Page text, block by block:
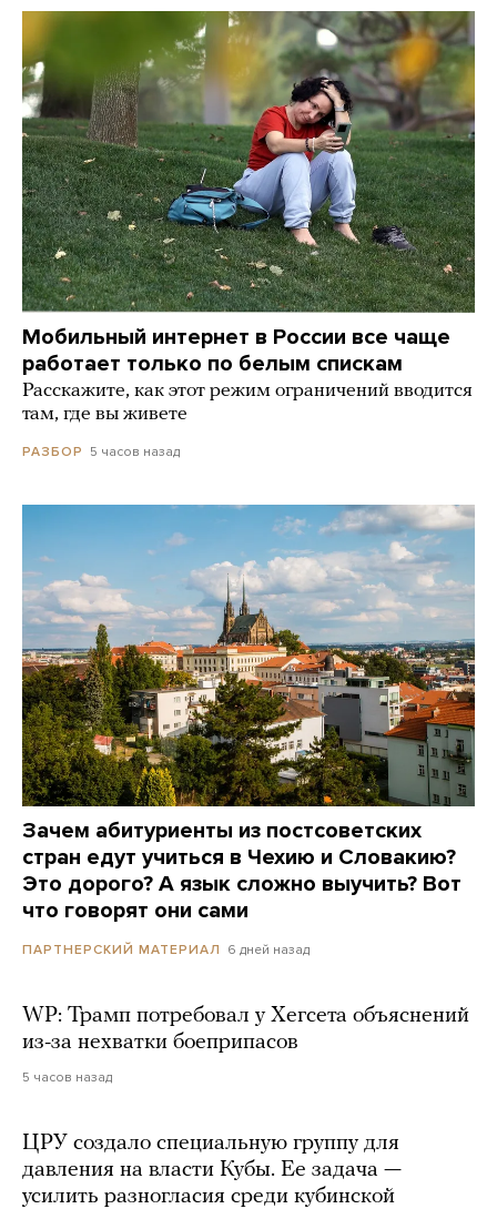
Мобильный интернет в России все чаще
работает только по белым спискам
Расскажите, как этот режим ограничений вводится
там, где вы живете
РАЗБОР 5 часов назад
Зачем абитуриенты из постсоветских
стран едут учиться в Чехию и Словакию?
Это дорого? А язык сложно выучить? Вот
что говорят они сами
ПАРТНЕРСКИЙ МАТЕРИАЛ 6 дней назад
WP: Трамп потребовал у Хегсета объяснений
из-за нехватки боеприпасов
5 часов назад
ЦРУ создало специальную группу для
давления на власти Кубы. Ее задача —
усилить разногласия среди кубинской